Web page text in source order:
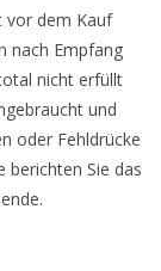
vor dem Kauf
nach Empfang
nicht erfüllt
und
oder Fehldrücke
berichten Sie das